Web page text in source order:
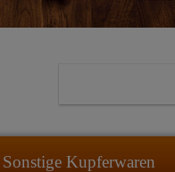
Sonstige Kupferwaren